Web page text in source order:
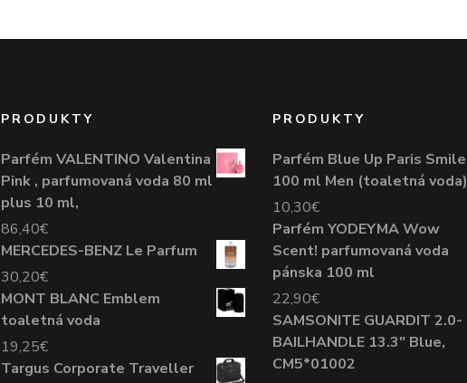
PRODUKTY
Parfém VALENTINO Valentina
Pink , parfumovaná voda 80 ml
plus 10 ml,
86,40€
MERCEDES-BENZ Le Parfum
30,20€
MONT BLANC Emblem
toaletná voda
19,25€
Targus Corporate Traveller
PRODUKTY
Parfém Blue Up Paris Smile
100 ml Men (toaletná voda)
10,30€
Parfém YODEYMA Wow
Scent! parfumovaná voda
pánska 100 ml
22,90€
SAMSONITE GUARDIT 2.0-
BAILHANDLE 13.3" Blue,
CM5*01002